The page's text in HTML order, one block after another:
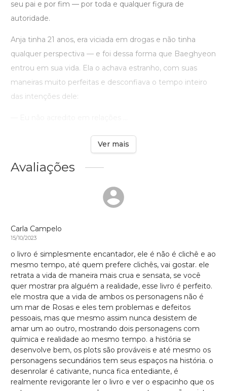
seu pai e por fim — por toda e qualquer figura de
autoridade.
Anja tinha 21 anos, era viciada em drogas e não tinha
qualquer perspectiva — e foi dessa forma que Baeghyeon
entrou em sua vida. Ela o achava estranho, com suas
maneiras muito perfeitas e desconfiava o tempo inteiro
das intenções dele:
Ver mais
Avaliações
Carla Campelo
15/10/2023
o livro é simplesmente encantador, ele é não é clichê e ao
mesmo tempo, até quem prefere clichês, vai gostar. ele
retrata a vida de maneira mais crua e sensata, se você
quer mostrar pra alguém a realidade, esse livro é perfeito.
ele mostra que a vida de ambos os personagens não é
um mar de Rosas e eles tem problemas e defeitos
pessoais, mas que mesmo assim nunca desistem de
amar um ao outro, mostrando dois personagens com
química e realidade ao mesmo tempo. a história se
desenvolve bem, os plots são prováveis e até mesmo os
personagens secundários tem seus espaços na história. o
desenrolar é cativante, nunca fica entediante, é
realmente revigorante ler o livro e ver o espacinho que os